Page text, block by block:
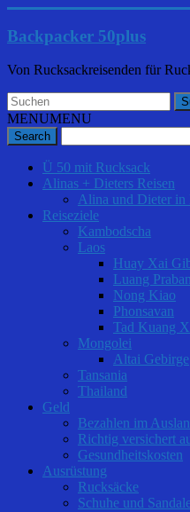
Backpacker 50plus
Von Rucksackreisenden für
MENUMENU
Ü 50 mit Rucksack
Alinas + Dieters Reisen
Alina und Dieter in
Reiseziele
Kambodscha
Laos
Huay Xai
Luang
Nong Kiao
Phonsavan
Tad Kuang
Mongolei
Altai Gebirge
Tansania
Thailand
Geld
Bezahlen im
Richtig versichert
Gesundheitskosten
Ausrüstung
Rucksäcke
Schuhe und